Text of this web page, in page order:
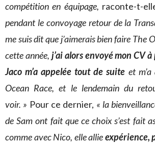
compétition en équipage, raconte-t-
pendant le convoyage retour de la
me suis dit que j’aimerais bien faire The
cette année, j’ai alors envoyé mon CV
Jaco m’a appelée tout de suite et
Ocean Race, et le lendemain du
voir. » Pour ce dernier, « la
de Sam ont fait que ce choix s’est fait
comme avec Nico, elle allieexpérience,